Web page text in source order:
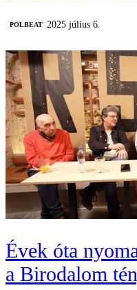
‎POLBEAT 2025 július 6.
Évek óta
a Birodalom